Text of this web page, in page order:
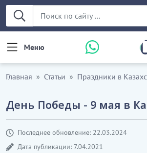
Меню
Главная Статьи Праздники в
День Победы - 9 мая в
Последнее обновление: 22.03.2024
Дата публикации: 7.04.2021